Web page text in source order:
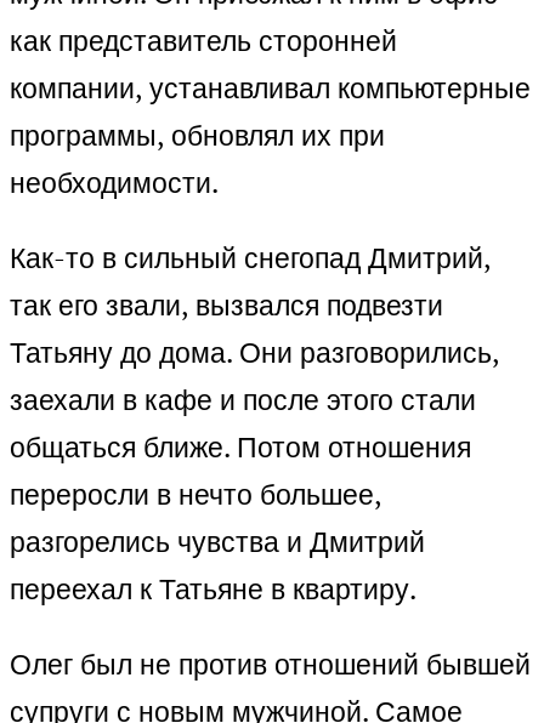
как представитель сторонней
компании, устанавливал компьютерные
программы, обновлял их при
необходимости.
Как-то в сильный снегопад Дмитрий,
так его звали, вызвался подвезти
Татьяну до дома. Они разговорились,
заехали в кафе и после этого стали
общаться ближе. Потом отношения
переросли в нечто большее,
разгорелись чувства и Дмитрий
переехал к Татьяне в квартиру.
Олег был не против отношений бывшей
супруги с новым мужчиной. Самое